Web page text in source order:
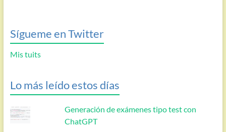
Sígueme en Twitter
Mis tuits
Lo más leído estos días
Generación de exámenes tipo test con
ChatGPT